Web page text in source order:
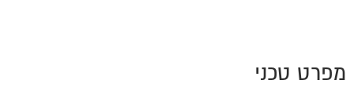
מפרט טכני